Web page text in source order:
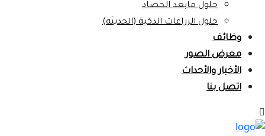
حلول مابعد الحصاد
حلول الزراعات الذكية (الحديثة)
وظائف
معرض الصور
الأخبار والأحداث
اتصل بنا